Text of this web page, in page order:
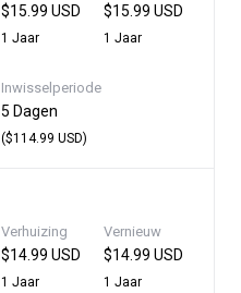
$15.99 USD
1 Jaar
$15.99 USD
1 Jaar
Inwisselperiode
5 Dagen
($114.99 USD)
Verhuizing
$14.99 USD
1 Jaar
Vernieuw
$14.99 USD
1 Jaar